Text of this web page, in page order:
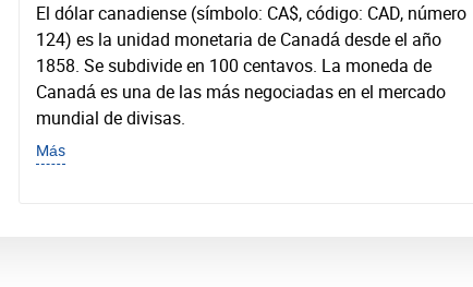
El dólar canadiense (símbolo: CA$, código: CAD, número
124) es la unidad monetaria de Canadá desde el año
1858. Se subdivide en 100 centavos. La moneda de
Canadá es una de las más negociadas en el mercado
mundial de divisas.
Más